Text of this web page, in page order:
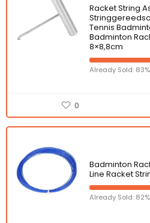
Racket String
Tennis
Badminton
8×8,8cm
Already Sold: 83%
0
Badminton
Line Racket
Already Sold: 82%